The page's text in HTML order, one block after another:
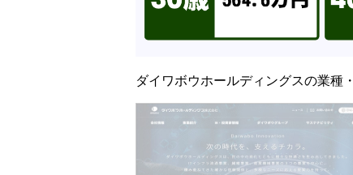
ダイワボウホールディングスの業種